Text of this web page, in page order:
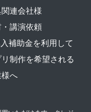
連会社様
講演依頼
入補助金を利用して
リ制作を希望される
へ